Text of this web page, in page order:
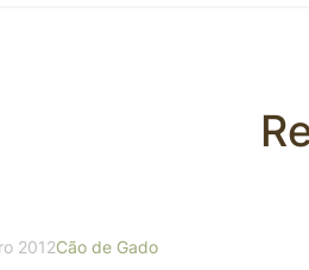
2012Cão de Gado